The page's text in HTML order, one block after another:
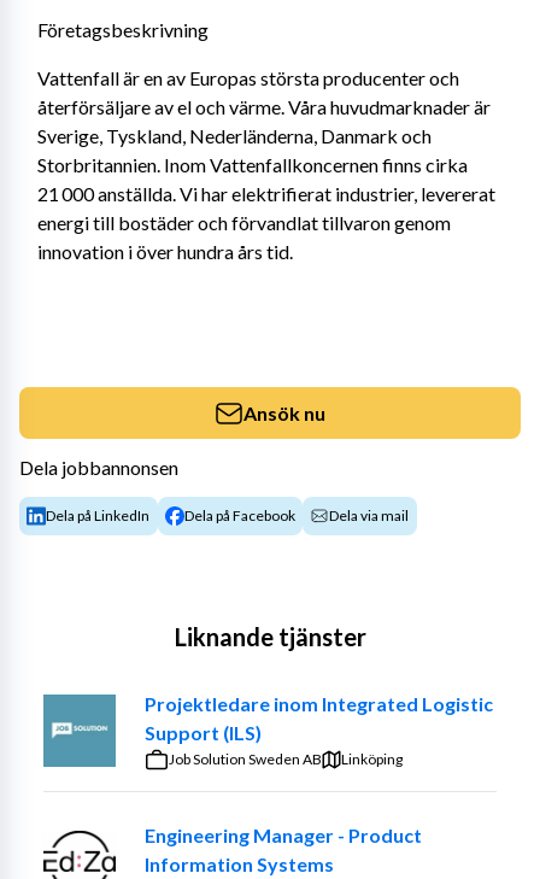
Företagsbeskrivning
Vattenfall är en av Europas största producenter och
återförsäljare av el och värme. Våra huvudmarknader är
Sverige, Tyskland, Nederländerna, Danmark och
Storbritannien. Inom Vattenfallkoncernen finns cirka
21 000 anställda. Vi har elektrifierat industrier, levererat
energi till bostäder och förvandlat tillvaron genom
innovation i över hundra års tid.
Ansök nu
Dela jobbannonsen
Dela på LinkedIn Dela på Facebook Dela via mail
Liknande tjänster
Projektledare inom Integrated Logistic
Support (ILS)
Job Solution Sweden AB Linköping
Engineering Manager - Product
Information Systems